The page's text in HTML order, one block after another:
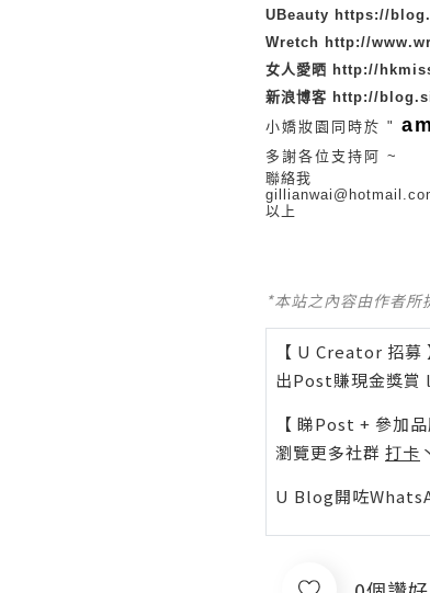
UBeauty https://
Wretch http://
女人愛晒 http://
新浪博客 http://
小嬌妝園同時於 "
多謝各位支持阿 ~
聯絡我
以上
*本站之內容由作者所
【 U Creator 招募
出Post賺現金獎賞 l
【 睇Post + 參加品
瀏覽更多社群 打卡
U Blog開咗